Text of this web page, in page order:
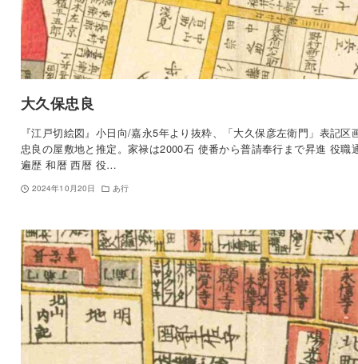
大久保忠良
『江戸切絵図』小日向/嘉永5年より抜粋、「大久保彦左衛門」表記区
忠良の屋敷地と推定。家禄は2000石 使番から普請奉行まで昇進 役職
遍歴 和暦 西暦 役…
2024年10月20日 あ行